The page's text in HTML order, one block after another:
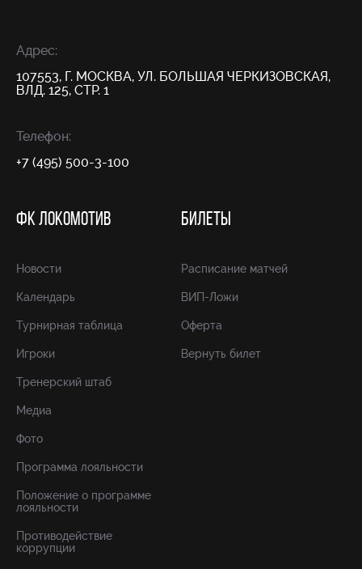
Адрес:
107553, Г. МОСКВА, УЛ. БОЛЬШАЯ ЧЕРКИЗОВСКАЯ,
ВЛД. 125, СТР. 1
Телефон:
+7 (495) 500-3-100
ФК ЛОКОМОТИВ
Новости
Календарь
Турнирная таблица
Игроки
Тренерский штаб
Медиа
Фото
Программа лояльности
Положение о программе
лояльности
Противодействие
коррупции
БИЛЕТЫ
Расписание матчей
ВИП-Ложи
Оферта
Вернуть билет